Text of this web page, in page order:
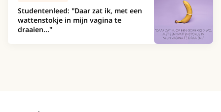
Studentenleed: "Daar zat ik, met een
wattenstokje in mijn vagina te
draaien..."